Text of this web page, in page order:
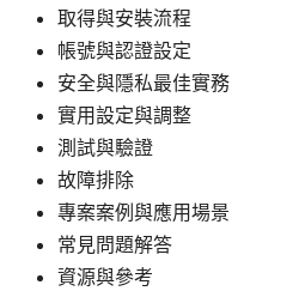
取得與安裝流程
帳號與認證設定
安全與隱私最佳實務
實用設定與調整
測試與驗證
故障排除
專案案例與應用場景
常見問題解答
資源與參考